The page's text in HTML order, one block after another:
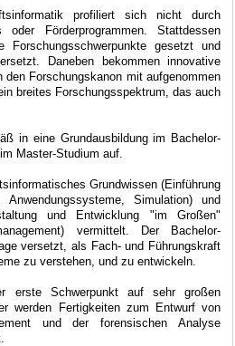
profiliert sich nicht durch
oder Förderprogrammen. Stattdessen
Forschungsschwerpunkte gesetzt und
Daneben bekommen innovative
Forschungskanon mit aufgenommen
breites Forschungsspektrum, das auch
in eine Grundausbildung im Bachelor-
Master-Studium auf.
Grundwissen (Einführung
Simulation) und
und Entwicklung "im Großen"
vermittelt. Der Bachelor-
versetzt, als Fach- und Führungskraft
zu verstehen, und zu entwickeln.
erste Schwerpunkt auf sehr großen
werden Fertigkeiten zum Entwurf von
und der forensischen Analyse